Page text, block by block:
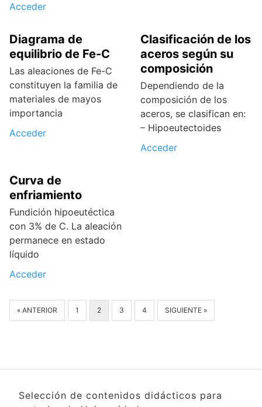
Acceder
Diagrama de
equilibrio de Fe-C
Las aleaciones de Fe-C
constituyen la familia de
materiales de mayos
importancia
Acceder
Clasificación de los
aceros según su
composición
Dependiendo de la
composición de los
aceros, se clasifican en:
– Hipoeutectoides
Acceder
Curva de
enfriamiento
Fundición hipoeutéctica
con 3% de C. La aleación
permanece en estado
líquido
Acceder
« ANTERIOR 1 2 3 4 SIGUIENTE »
Selección de contenidos didácticos para